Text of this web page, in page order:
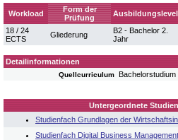
Workload
Form der
Prüfung
Ausbildungslevel
18 / 24
ECTS
Gliederung
B2 - Bachelor 2.
Jahr
Detailinformationen
Quellcurriculum
Untergeordnete
Studienfach Grundlagen der
Studienfach Digital Business Management